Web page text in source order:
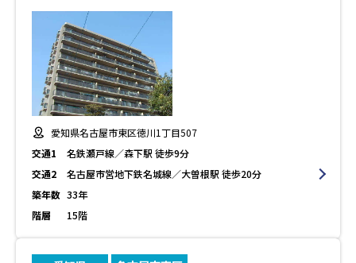
愛知県名古屋市東区徳川1丁目507
交通1
名鉄瀬戸線／森下駅 徒歩9分
交通2
名古屋市営地下鉄名城線／大曽根駅 徒歩20分
築年数 33年
階層
15階